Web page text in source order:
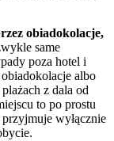
obiadokolacje,
same
poza hotel i
albo
z dala od
to po prostu
wyłącznie